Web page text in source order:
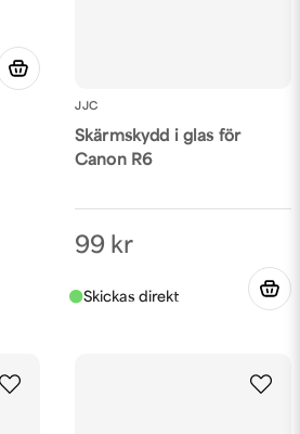
JJC
Skärmskydd i glas för
Canon R6
99 kr